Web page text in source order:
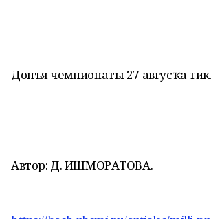
Донъя чемпионаты 27 авгусҡа
Автор: Д. ИШМОРАТОВА.